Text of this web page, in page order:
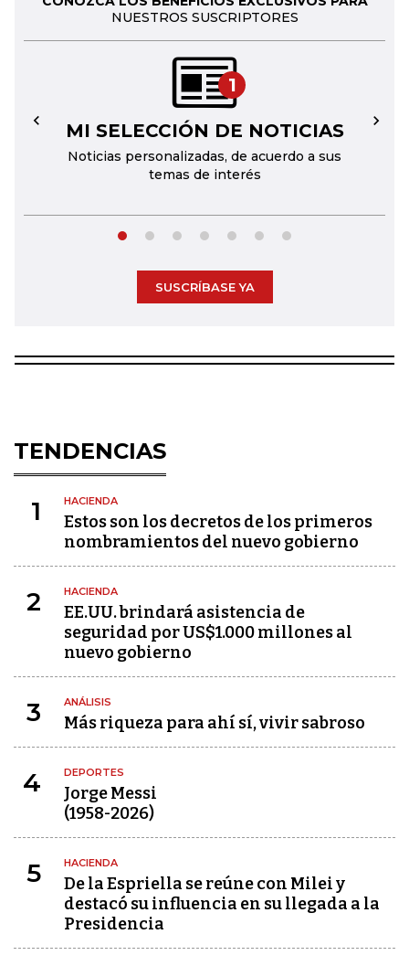
NUESTROS SUSCRIPTORES
1
MI SELECCIÓN DE NOTICIAS
Noticias personalizadas, de acuerdo a sus
temas de interés
← →
SUSCRÍBASE YA
TENDENCIAS
1 HACIENDA
Estos son los decretos de los primeros
nombramientos del nuevo gobierno
2 HACIENDA
EE.UU. brindará asistencia de
seguridad por US$1.000 millones al
nuevo gobierno
3 ANÁLISIS
Más riqueza para ahí sí, vivir sabroso
4 DEPORTES
Jorge Messi
(1958-2026)
5 HACIENDA
De la Espriella se reúne con Milei y
destacó su influencia en su llegada a la
Presidencia